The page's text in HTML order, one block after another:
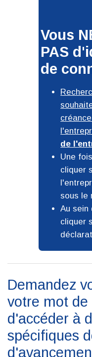
Vous
PAS
de
de
Une
cliquer
sous le
Au sein
cliquer
Demandez
votre mot de
d'accéder à
spécifiques